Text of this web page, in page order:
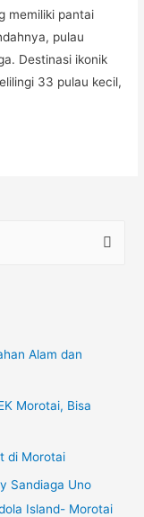
memiliki pantai
pulau
Destinasi ikonik
33 pulau kecil,
Alam dan
Morotai, Bisa
di Morotai
Sandiaga Uno
Island- Morotai